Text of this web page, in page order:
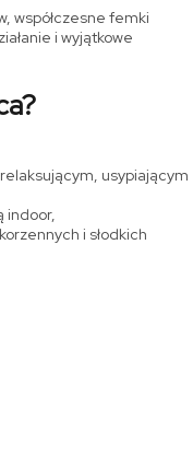
współczesne femki
i wyjątkowe
usypiającym
indoor,
i słodkich